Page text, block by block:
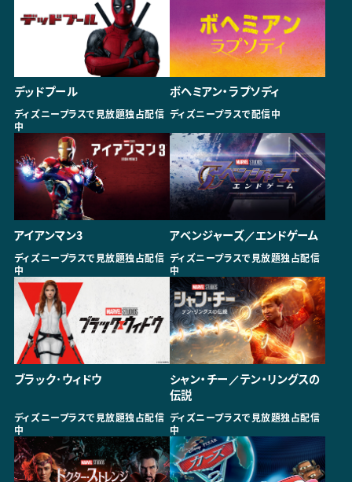
デッドプール
ディズニープラスで見放題独占配信
中
ボヘミアン・ラプソディ
ディズニープラスで配信中
アイアンマン3
ディズニープラスで見放題独占配信
中
アベンジャーズ／エンドゲーム
ディズニープラスで見放題独占配信
中
ブラック･ウィドウ
ディズニープラスで見放題独占配信
中
シャン・チー／テン・リングスの
伝説
ディズニープラスで見放題独占配信
中